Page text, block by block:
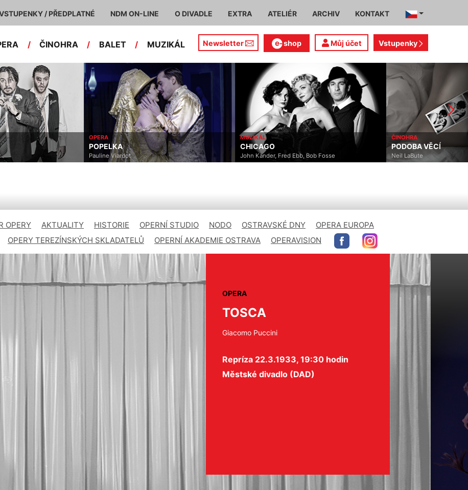
/ PŘEDPLATNÉ NDM ON-LINE O DIVADLE EXTRA ATELIÉR ARCHIV KONTAKT
/ ČINOHRA / BALET / MUZIKÁL Newsletter shop Můj účet Vstupenky
OPERA
POPELKA
Pauline Viardot
MUZIKÁL
CHICAGO
John Kander, Fred Ebb, Bob Fosse
ČINOHRA
PODOBA VĚCÍ
Neil LaBute
OPERY AKTUALITY HISTORIE OPERNÍ STUDIO NODO OSTRAVSKÉ DNY
OPERA EUROPA
OPERY TEREZÍNSKÝCH SKLADATELŮ OPERNÍ AKADEMIE OSTRAVA OPERAVISION
OPERA
TOSCA
Giacomo Puccini
Repríza 22.3.1933, 19:30 hodin
Městské divadlo (DAD)